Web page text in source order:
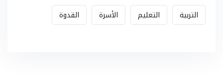
التربية التعليم الأسرة القدوة